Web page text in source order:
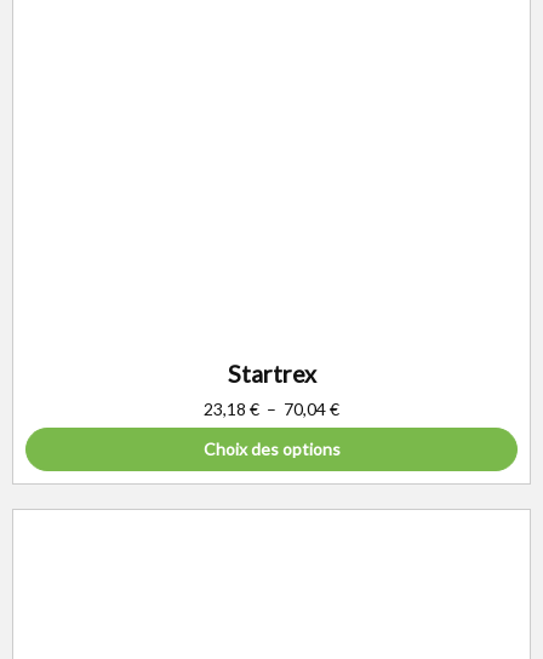
Startrex
23,18 € – 70,04€
Choix des options